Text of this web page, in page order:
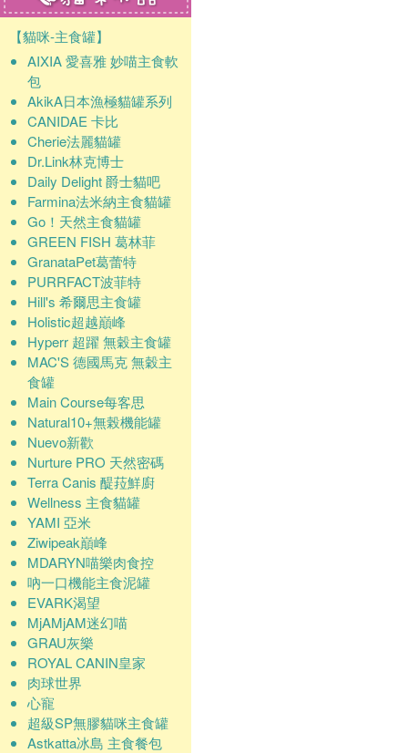
【貓咪-主食罐】
AIXIA 愛喜雅 妙喵主食軟
包
AkikA日本漁極貓罐系列
CANIDAE 卡比
Cherie法麗貓罐
Dr.Link林克博士
Daily Delight 爵士貓吧
Farmina法米納主食貓罐
Go！天然主食貓罐
GREEN FISH 葛林菲
GranataPet葛蕾特
PURRFACT波菲特
Hill's 希爾思主食罐
Holistic超越巔峰
Hyperr 超躍 無穀主食罐
MAC'S 德國馬克 無穀主
食罐
Main Course每客思
Natural10+無榖機能罐
Nuevo新歡
Nurture PRO 天然密碼
Terra Canis 醍菈鮮廚
Wellness 主食貓罐
YAMI 亞米
Ziwipeak巔峰
MDARYN喵樂肉食控
吶一口機能主食泥罐
EVARK渴望
MjAMjAM迷幻喵
GRAU灰樂
ROYAL CANIN皇家
肉球世界
心寵
超級SP無膠貓咪主食罐
Astkatta冰島 主食餐包